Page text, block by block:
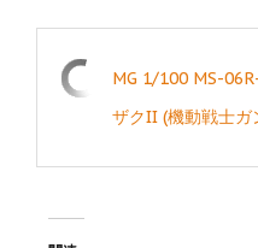
MG 1/100 MS-
ザクII (機動戦士ガ